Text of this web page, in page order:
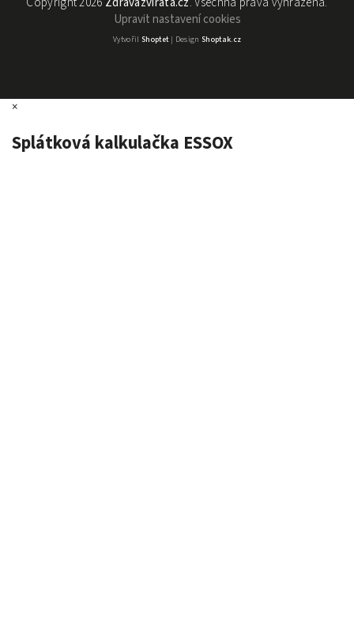
Upravit nastavení cookies
Vytvořil Shoptet| Design Shoptak.cz
×
Splátková kalkulačka ESSOX